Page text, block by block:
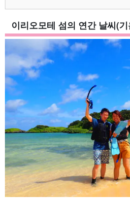
4.이리오모테 섬의 여름이란?
4.1.이리오모테 섬의 여름 날씨와
4.2.이리오모테 섬의 여름에 추천
이리오모테 섬의 여름 추천 액
5.
이리오모테 섬의 가을이란?
5.1.이리오모테 섬의 가을 날씨와
5.2.이리오모테 섬의 가을에 추천
이리오모테 섬의 가을 추천 액
6.이리오모테 섬의 겨울이란?
6.1.이리오모테 섬의 겨울 날씨와
6.2. 이리오모테 섬의 겨울에 추천
6.3.이리오모테 섬의 겨울 추천 액
7.이리오모테 섬의 맑은 날 추천 관광
7.1.피나이사라 폭포
7.2.바라스 섬
7.3.별이 빛나는 해변
7.4.물방울 폭포
7.5.
상가라 폭포
이리오모테 섬의 연간 날씨(